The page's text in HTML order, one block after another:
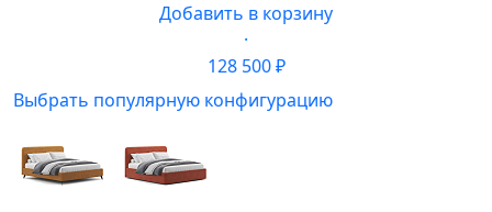
Добавить в корзину
·
128 500 ₽
Выбрать популярную конфигурацию